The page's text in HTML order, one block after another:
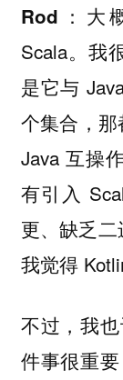
Rod： 大
Scala。我
是它与
个集合，
Java 互操
有引入
更、缺乏二
我觉得
不过，我
件事很重